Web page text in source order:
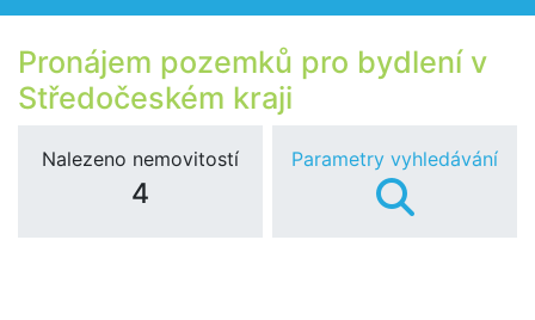
Pronájem pozemků pro bydlení v
Středočeském kraji
Nalezeno nemovitostí
4
Parametry vyhledávání